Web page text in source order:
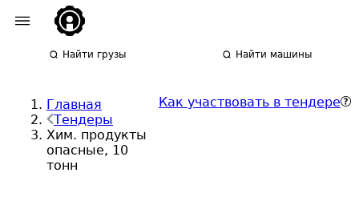
Найти грузы Найти машины
Главная
Тендеры
Хим. продукты
опасные, 10
тонн
Как участвовать в тендере